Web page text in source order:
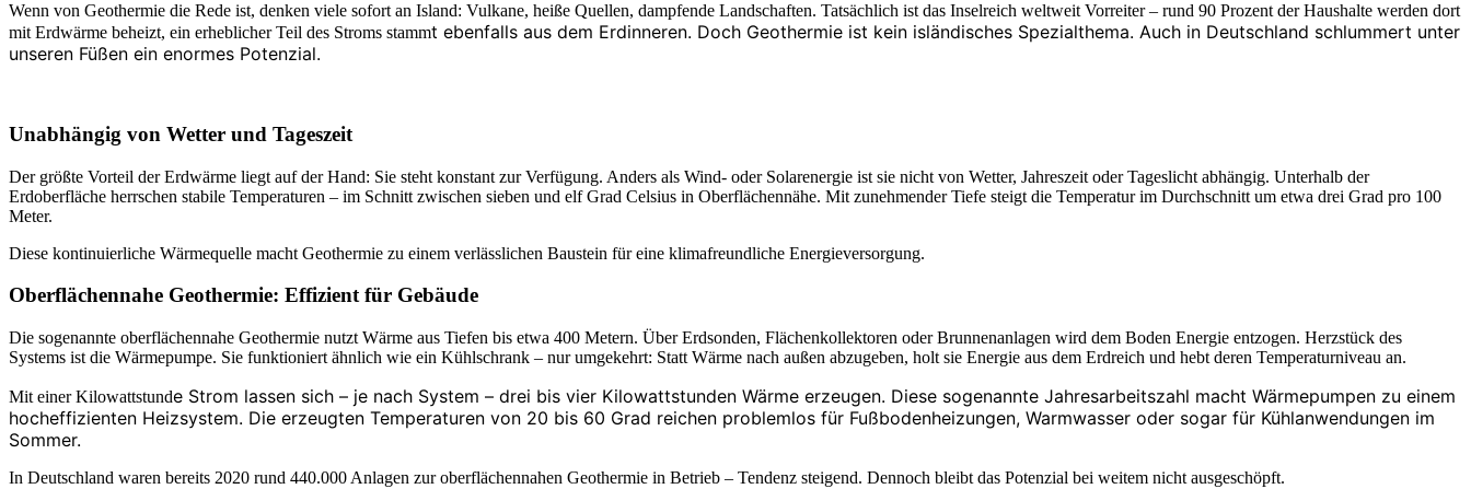
Wenn von Geothermie die Rede ist, denken viele sofort an Island: Vulkane, heiße Quellen, dampfende Landschaften. Tatsächlich ist das Inselreich weltweit Vorreiter – rund 90 Prozent der Haushalte werden dort
mit Erdwärme beheizt, ein erheblicher Teil des Stroms stammt ebenfalls aus dem Erdinneren. Doch Geothermie ist kein isländisches Spezialthema. Auch in Deutschland schlummert unter
unseren Füßen ein enormes Potenzial.
Unabhängig von Wetter und Tageszeit
Der größte Vorteil der Erdwärme liegt auf der Hand: Sie steht konstant zur Verfügung. Anders als Wind- oder Solarenergie ist sie nicht von Wetter, Jahreszeit oder Tageslicht abhängig. Unterhalb der
Erdoberfläche herrschen stabile Temperaturen – im Schnitt zwischen sieben und elf Grad Celsius in Oberflächennähe. Mit zunehmender Tiefe steigt die Temperatur im Durchschnitt um etwa drei Grad pro 100
Meter.
Diese kontinuierliche Wärmequelle macht Geothermie zu einem verlässlichen Baustein für eine klimafreundliche Energieversorgung.
Oberflächennahe Geothermie: Effizient für Gebäude
Die sogenannte oberflächennahe Geothermie nutzt Wärme aus Tiefen bis etwa 400 Metern. Über Erdsonden, Flächenkollektoren oder Brunnenanlagen wird dem Boden Energie entzogen. Herzstück des
Systems ist die Wärmepumpe. Sie funktioniert ähnlich wie ein Kühlschrank – nur umgekehrt: Statt Wärme nach außen abzugeben, holt sie Energie aus dem Erdreich und hebt deren Temperaturniveau an.
Mit einer Kilowattstunde Strom lassen sich – je nach System – drei bis vier Kilowattstunden Wärme erzeugen. Diese sogenannte Jahresarbeitszahl macht Wärmepumpen zu einem
hocheffizienten Heizsystem. Die erzeugten Temperaturen von 20 bis 60 Grad reichen problemlos für Fußbodenheizungen, Warmwasser oder sogar für Kühlanwendungen im
Sommer.
In Deutschland waren bereits 2020 rund 440.000 Anlagen zur oberflächennahen Geothermie in Betrieb – Tendenz steigend. Dennoch bleibt das Potenzial bei weitem nicht ausgeschöpft.